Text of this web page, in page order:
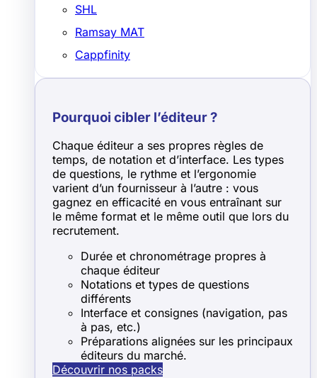
SHL
Ramsay MAT
Cappfinity
Pourquoi cibler l’éditeur ?
Chaque éditeur a ses propres règles de
temps, de notation et d’interface. Les types
de questions, le rythme et l’ergonomie
varient d’un fournisseur à l’autre : vous
gagnez en efficacité en vous entraînant sur
le même format et le même outil que lors du
recrutement.
Durée et chronométrage propres à
chaque éditeur
Notations et types de questions
différents
Interface et consignes (navigation, pas
à pas, etc.)
Préparations alignées sur les principaux
éditeurs du marché.
Découvrir nos packs